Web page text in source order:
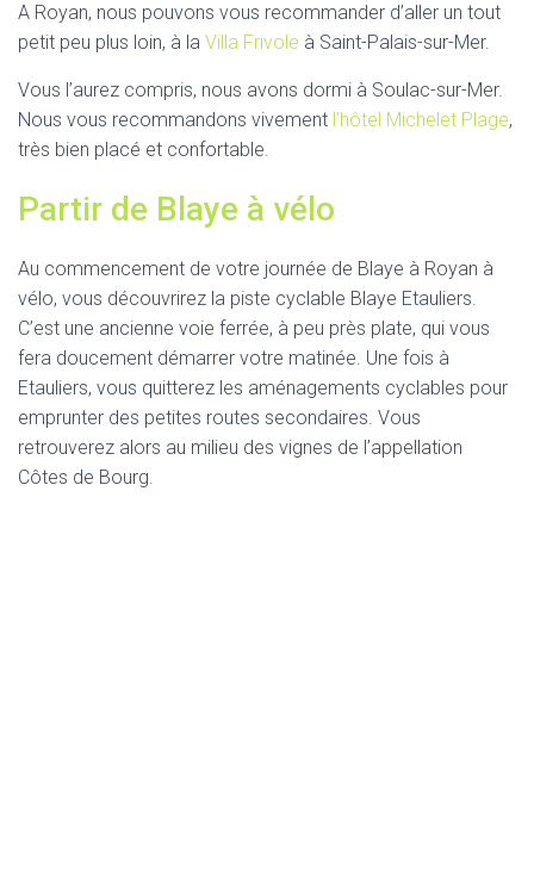
A Royan, nous pouvons vous recommander d’aller un tout
petit peu plus loin, à la Villa Frivole à Saint-Palais-sur-Mer.
Vous l’aurez compris, nous avons dormi à Soulac-sur-Mer.
Nous vous recommandons vivement l’hôtel Michelet Plage,
très bien placé et confortable.
Partir de Blaye à vélo
Au commencement de votre journée de Blaye à Royan à
vélo, vous découvrirez la piste cyclable Blaye Etauliers.
C’est une ancienne voie ferrée, à peu près plate, qui vous
fera doucement démarrer votre matinée. Une fois à
Etauliers, vous quitterez les aménagements cyclables pour
emprunter des petites routes secondaires. Vous
retrouverez alors au milieu des vignes de l’appellation
Côtes de Bourg.